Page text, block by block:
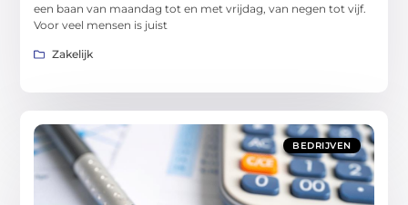
een baan van maandag tot en met vrijdag, van negen tot vijf.
Voor veel mensen is juist
Zakelijk
BEDRIJVEN